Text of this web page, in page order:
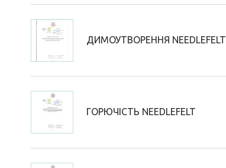
ДИМОУТВОРЕННЯ NEEDLEFELT
ГОРЮЧІСТЬ NEEDLEFELT